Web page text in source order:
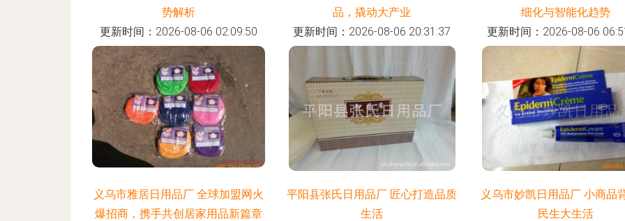
势解析
更新时间：2026-08-06 02:09:50
品，撬动大产业
更新时间：2026-08-06 20:31:37
细化与智能化趋势
更新时间：2026-08-06
义乌市雅居日用品厂 全球加盟网火
爆招商，携手共创居家用品新篇章
平阳县张氏日用品厂 匠心打造品质
生活
义乌市妙凯日用品厂 小商品
民生大生活